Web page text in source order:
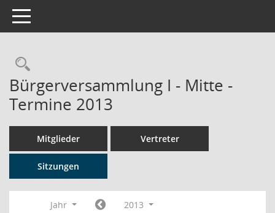
Toggle navigation
Rechercheauswahl
Bürgerversammlung I - Mitte -
Termine 2013
Mitglieder Vertreter
Sitzungen
Jahr 2013